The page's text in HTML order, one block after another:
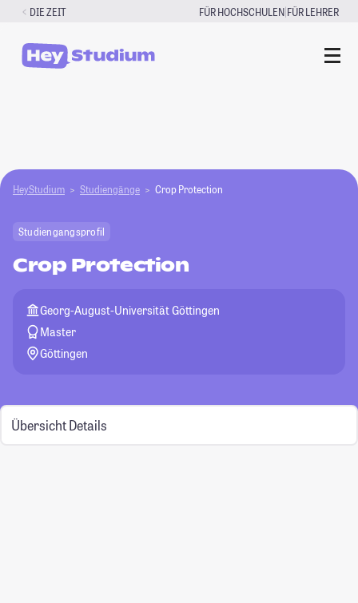
Zum
springen
DIE ZEIT FÜR HOCHSCHULEN|FÜR LEHRER
HeyStudium Studiengänge Crop Protection
Studiengangsprofil
Crop Protection
Georg-August-Universität Göttingen
Master
Göttingen
Übersicht Details